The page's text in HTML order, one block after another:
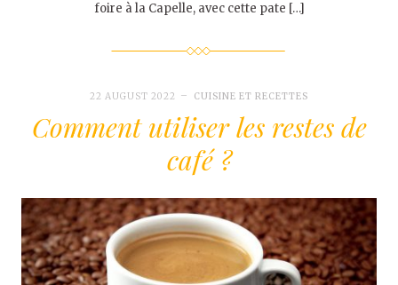
foire à la Capelle, avec cette pate […]
22 AUGUST 2022 CUISINE ET RECETTES
Comment utiliser les restes de
café ?